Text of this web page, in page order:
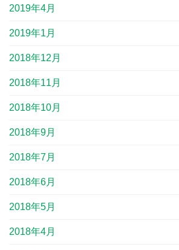
2019年4月
2019年1月
2018年12月
2018年11月
2018年10月
2018年9月
2018年7月
2018年6月
2018年5月
2018年4月